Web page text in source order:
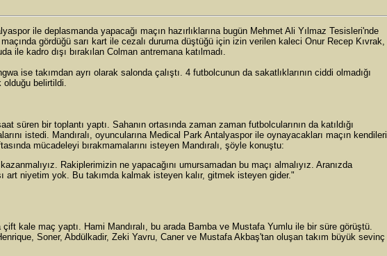
ile deplasmanda yapacağı maçın hazırlıklarına bugün Mehmet Ali Yılmaz Tesisleri'nde
gördüğü sarı kart ile cezalı duruma düştüğü için izin verilen kaleci Onur Recep Kıvrak,
kadro dışı bırakılan Colman antremana katılmadı.
ise takımdan ayrı olarak salonda çalıştı. 4 futbolcunun da sakatlıklarının ciddi olmadığı
belirtildi.
süren bir toplantı yaptı. Sahanın ortasında zaman zaman futbolcularının da katıldığı
istedi. Mandıralı, oyuncularına Medical Park Antalyaspor ile oynayacakları maçın kendileri
mücadeleyi bırakmamalarını isteyen Mandıralı, şöyle konuştu:
Rakiplerimizin ne yapacağını umursamadan bu maçı almalıyız. Aranızda
art niyetim yok. Bu takımda kalmak isteyen kalır, gitmek isteyen gider."
kale maç yaptı. Hami Mandıralı, bu arada Bamba ve Mustafa Yumlu ile bir süre görüştü.
Soner, Abdülkadir, Zeki Yavru, Caner ve Mustafa Akbaş'tan oluşan takım büyük sevinç